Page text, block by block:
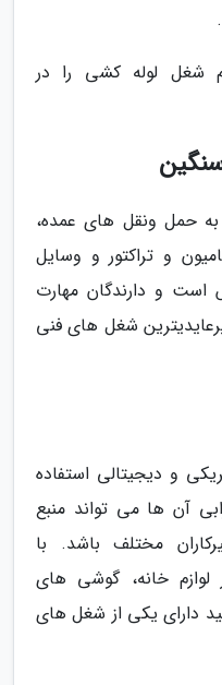
شغل لوله کشی را در
به حمل ونقل های عمده،
و تراکتور و وسایل
است و دارندگان مهارت
شغل های فنی
و دیجیتالی استفاده
آن ها می تواند منبع
مختلف باشد. با
خانه، گوشی های
دارای یکی از شغل های